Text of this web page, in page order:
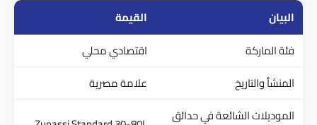
البيان
القيمة
فئة الماركة
اقتصادي محلي
المنشأ والتاريخ
علامة مصرية
الموديلات الشائعة في حدائق